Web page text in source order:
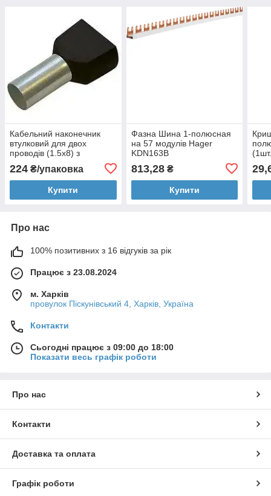
Кабельний наконечник
втулковий для двох
проводів (1.5x8) з
(Haupa) 270788
224 ₴/упаковка
Купити
Фазна Шина 1-полюсная
на 57 модулів Hager
KDN163B
813,28₴
Купити
Про нас
100% позитивних з 16 відгуків за рік
Працює з 23.08.2024
м. Харків
провулок Піскунівський 4, Харків, Україна
Контакти
Сьогодні працює з 09:00 до 18:00
Показати весь графік роботи
Про нас
Контакти
Доставка та оплата
Графік роботи